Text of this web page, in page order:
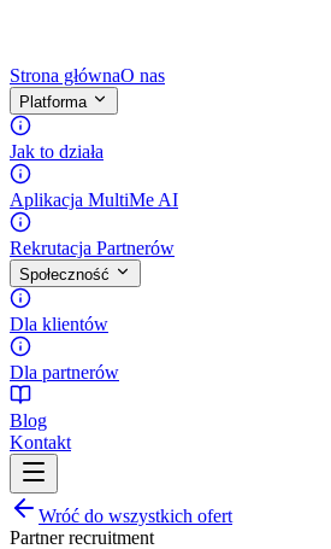
Strona głównaO nas
Platforma
Jak to działa
Aplikacja MultiMe AI
Rekrutacja Partnerów
Społeczność
Dla klientów
Dla partnerów
Blog
Kontakt
Wróć do wszystkich ofert
Partner recruitment